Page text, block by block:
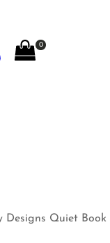
0
Designs Quiet Book